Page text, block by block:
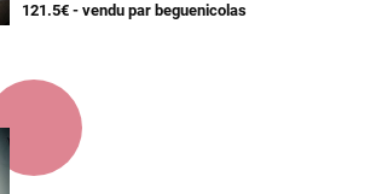
121.5€ - vendu par beguenicolas